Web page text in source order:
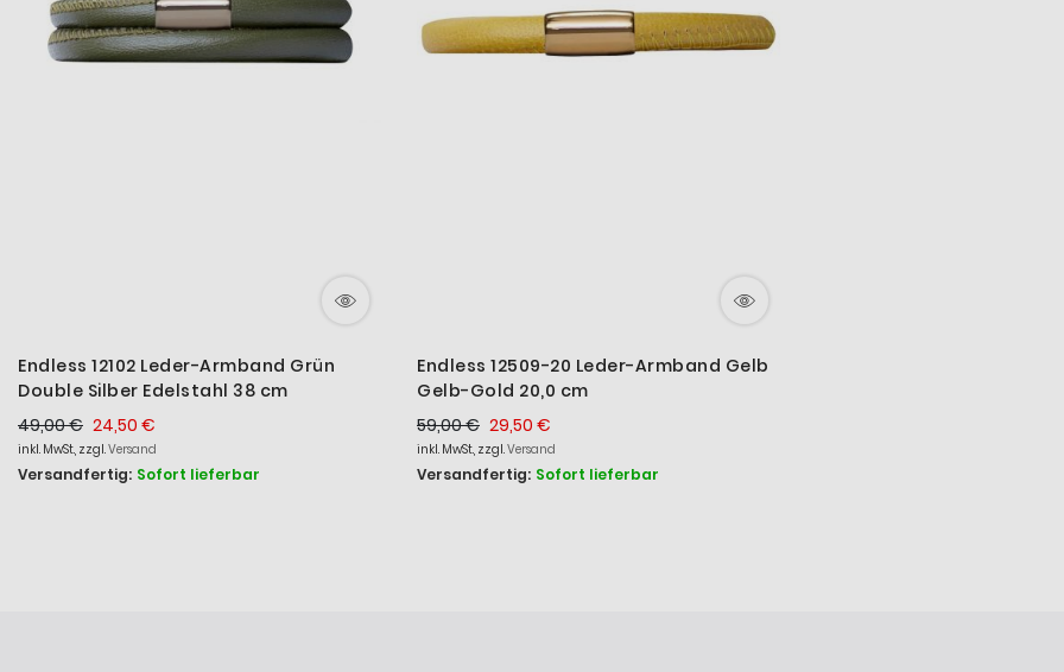
Endless 12102 Leder-Armband Grün
Double Silber Edelstahl 38 cm
24,50 €
49,00 €
inkl. MwSt., zzgl.Versand
Versandfertig: Sofort lieferbar
Endless 12509-20 Leder-Armband Gelb
Gelb-Gold 20,0 cm
29,50 €
59,00 €
inkl. MwSt., zzgl.Versand
Versandfertig: Sofort lieferbar